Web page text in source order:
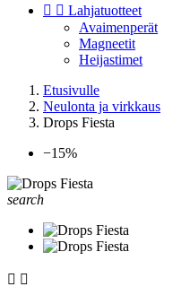
  Lahjatuotteet
Avaimenperät
Magneetit
Heijastimet
Etusivulle
Neulonta ja virkkaus
Drops Fiesta
−15%
search
 